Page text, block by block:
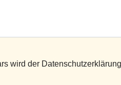
wird der